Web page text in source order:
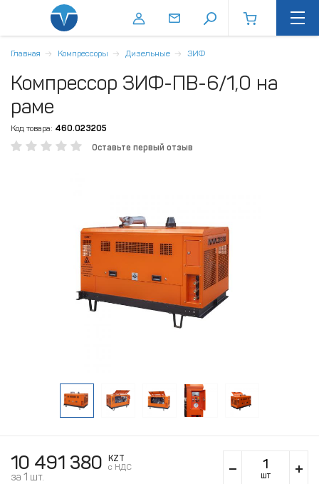
Главная Компрессоры Дизельные ЗИФ
Компрессор ЗИФ-ПВ-6/1,0 на
раме
Код товара: 460.023205
Оставьте первый отзыв
10 491 380
KZT
c НДС
за 1 шт. шт